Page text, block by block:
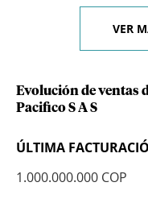
VER
Evolución de ventas
Pacifico S A S
ÚLTIMA
1.000.000.000 COP